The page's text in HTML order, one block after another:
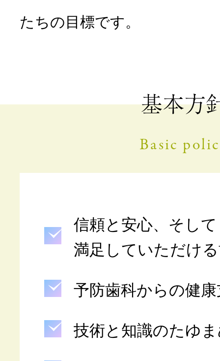
たちの目標です。
基本方
Basic
信頼と安心、そして
満足していただけ
予防歯科からの健
技術と知識のたゆ